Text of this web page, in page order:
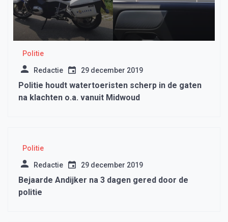
Politie
Redactie 29 december 2019
Politie houdt watertoeristen scherp in de gaten
na klachten o.a. vanuit Midwoud
Politie
Redactie 29 december 2019
Bejaarde Andijker na 3 dagen gered door de
politie